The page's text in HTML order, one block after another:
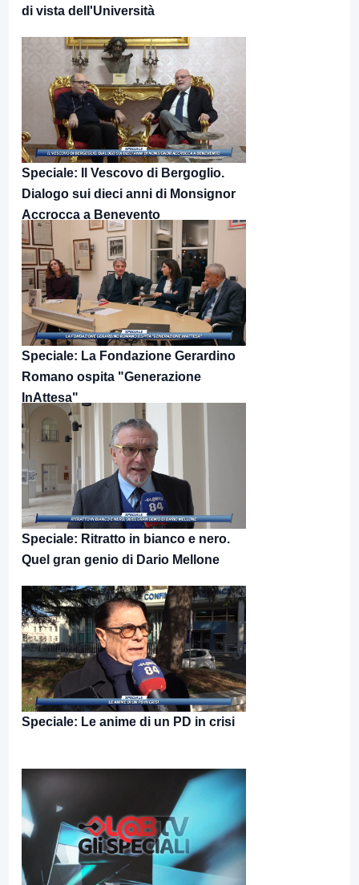
di vista dell'Università
Speciale: Il Vescovo di Bergoglio.
Dialogo sui dieci anni di Monsignor
Accrocca a Benevento
Speciale: La Fondazione Gerardino
Romano ospita "Generazione
InAttesa"
Speciale: Ritratto in bianco e nero.
Quel gran genio di Dario Mellone
Speciale: Le anime di un PD in crisi